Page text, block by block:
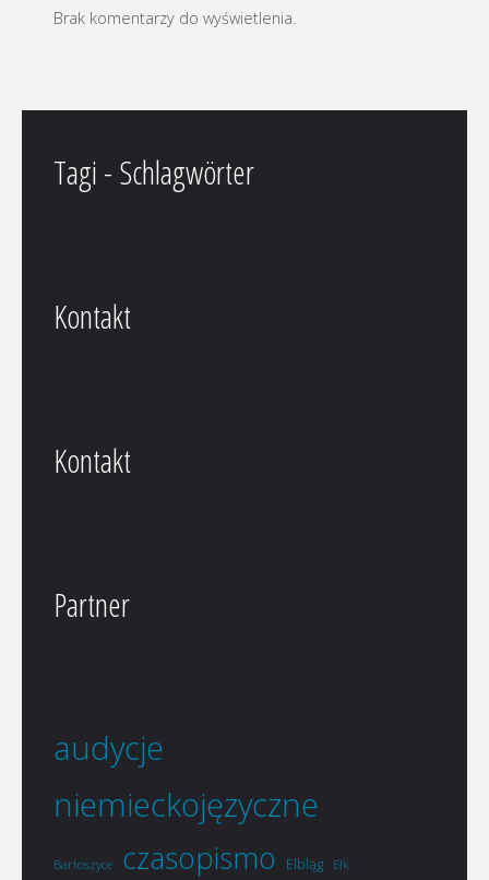
Brak komentarzy do wyświetlenia.
Tagi - Schlagwörter
Kontakt
Kontakt
Partner
audycje
niemieckojęzyczne
Bartoszyce czasopismo Elbląg Ełk